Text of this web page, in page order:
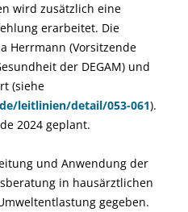
wird zusätzlich eine
erarbeitet. Die
Herrmann (Vorsitzende
der DEGAM) und
(siehe
leitlinien/detail/053-061).
2024 geplant.
und Anwendung der
in hausärztlichen
gegeben.